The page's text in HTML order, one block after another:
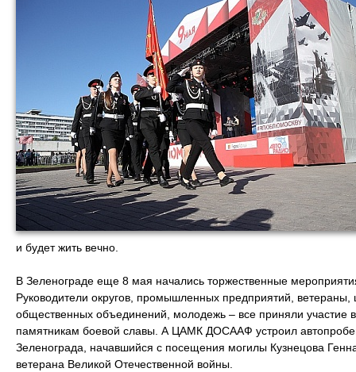
и будет жить вечно.
В Зеленограде еще 8 мая начались торжественные
Руководители округов, промышленных предприятий, ветераны,
общественных объединений, молодежь – все приняли участие
памятникам боевой славы. А ЦАМК ДОСААФ устроил
Зеленограда, начавшийся с посещения могилы Кузнецова
ветерана Великой Отечественной войны.